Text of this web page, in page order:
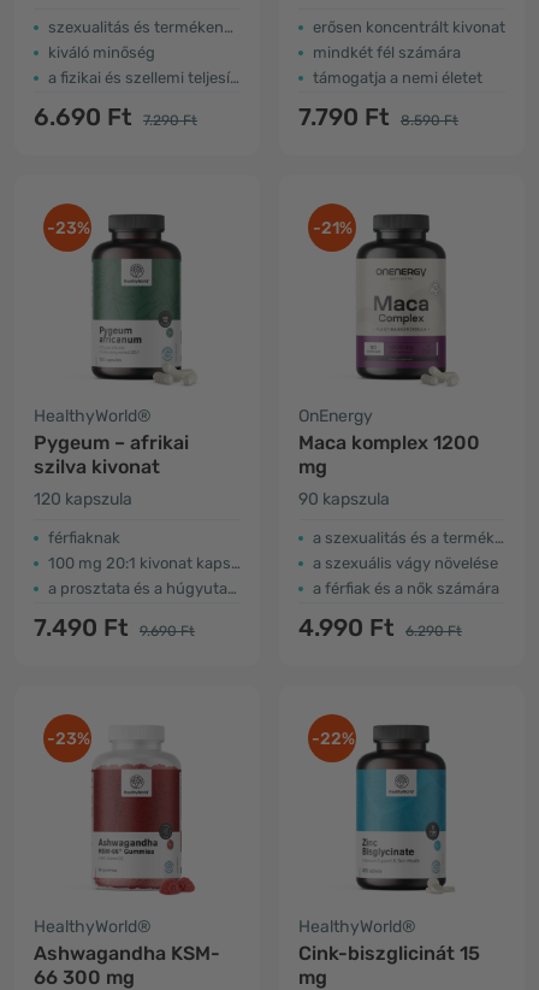
szexualitás és termékenység
kiváló minőség
a fizikai és szellemi teljesítményért
6.690 Ft 7.290 Ft
erősen koncentrált kivonat
mindkét fél számára
támogatja a nemi életet
7.790 Ft 8.590 Ft
-23%
HealthyWorld®
Pygeum – afrikai
szilva kivonat
120 kapszula
férfiaknak
100 mg 20:1 kivonat kapszulánként
a prosztata és a húgyutak támogatása
7.490 Ft 9.690 Ft
-21%
OnEnergy
Maca komplex 1200
mg
90 kapszula
a szexualitás és a termékenység támogatása
a szexuális vágy növelése
a férfiak és a nők számára
4.990 Ft 6.290 Ft
-23%
HealthyWorld®
Ashwagandha KSM-
66 300 mg
-22%
HealthyWorld®
Cink-biszglicinát 15
mg